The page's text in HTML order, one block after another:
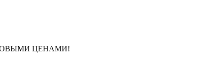
ЦЕНАМИ!